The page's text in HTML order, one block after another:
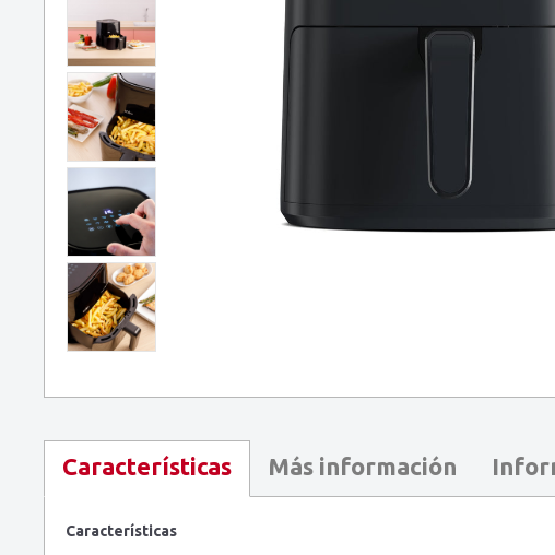
Características Más información
Características